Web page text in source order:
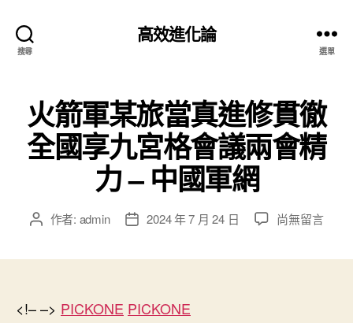
搜尋
高效進化論
選單
火箭軍某旅當真進修貫徹
全國享九宮格會議兩會精
力 – 中國軍網
文 作者: admin
文
期
2024 年 7 月 24 日
在
尚無留言
<!– –> PICKONE PICKONE